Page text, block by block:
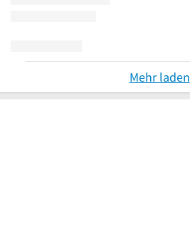
Mehr laden